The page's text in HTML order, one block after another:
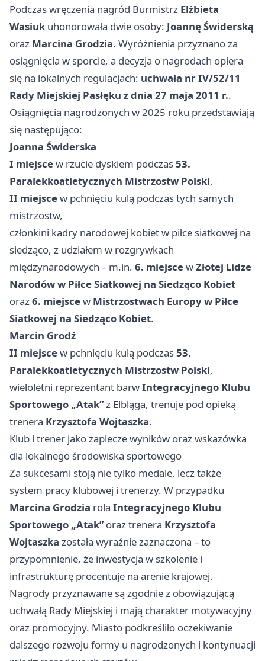
Podczas wręczenia nagród Burmistrz Elżbieta
Wasiuk uhonorowała dwie osoby: Joannę Świderską
oraz Marcina Grodzia. Wyróżnienia przyznano za
osiągnięcia w sporcie, a decyzja o nagrodach opiera
się na lokalnych regulacjach: uchwała nr IV/52/11
Rady Miejskiej Pasłęku z dnia 27 maja 2011 r..
Osiągnięcia nagrodzonych w 2025 roku przedstawiają
się następująco:
Joanna Świderska
I miejscew rzucie dyskiem podczas53.
Paralekkoatletycznych Mistrzostw Polski,
II miejscew pchnięciu kulą podczas tych samych
mistrzostw,
członkini kadry narodowej kobiet w piłce siatkowej na
siedząco, z udziałem w rozgrywkach
międzynarodowych – m.in. 6. miejscewZłotej Lidze
Narodów w Piłce Siatkowej na Siedząco Kobiet
oraz6. miejscew Mistrzostwach Europy w Piłce
Siatkowej na Siedząco Kobiet.
Marcin Grodź
II miejscew pchnięciu kulą podczas53.
Paralekkoatletycznych Mistrzostw Polski,
wieloletni reprezentant barwIntegracyjnego Klubu
Sportowego „Atak”z Elbląga, trenuje pod opieką
trenera Krzysztofa Wojtaszka.
Klub i trener jako zaplecze wyników oraz wskazówka
dla lokalnego środowiska sportowego
Za sukcesami stoją nie tylko medale, lecz także
system pracy klubowej i trenerzy. W przypadku
Marcina Grodzia rola Integracyjnego Klubu
Sportowego „Atak”oraz trenera Krzysztofa
Wojtaszka została wyraźnie zaznaczona – to
przypomnienie, że inwestycja w szkolenie i
infrastrukturę procentuje na arenie krajowej.
Nagrody przyznawane są zgodnie z obowiązującą
uchwałą Rady Miejskiej i mają charakter motywacyjny
oraz promocyjny. Miasto podkreśliło oczekiwanie
dalszego rozwoju formy u nagrodzonych i kontynuacji